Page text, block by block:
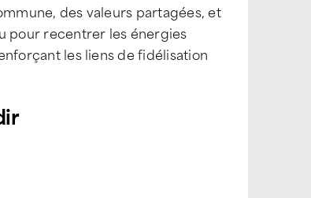
des valeurs partagées, et
pour recentrer les énergies
les liens de fidélisation